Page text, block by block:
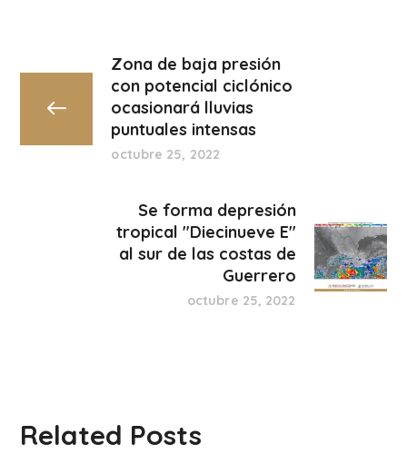
Zona de baja presión
con potencial ciclónico
ocasionará lluvias
puntuales intensas
octubre 25, 2022
Se forma depresión
tropical "Diecinueve E"
al sur de las costas de
Guerrero
octubre 25, 2022
Related Posts